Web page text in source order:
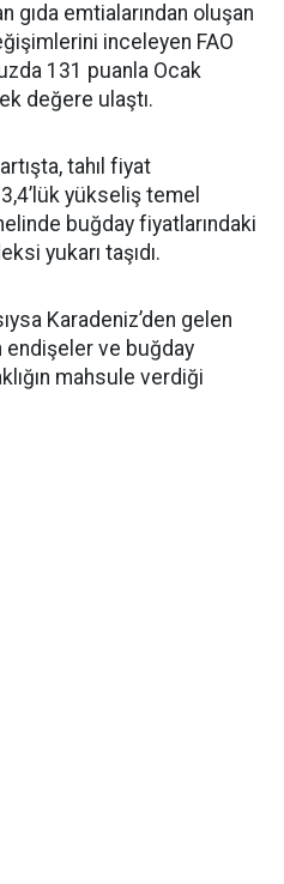
gıda emtialarından oluşan
inceleyen FAO
131 puanla Ocak
değere ulaştı.
tahıl fiyat
yükseliş temel
buğday fiyatlarındaki
yukarı taşıdı.
Karadeniz’den gelen
endişeler ve buğday
mahsule verdiği